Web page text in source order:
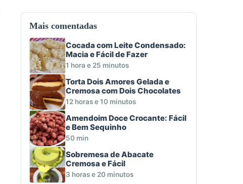
Mais comentadas
Cocada com Leite Condensado:
Macia e Fácil de Fazer
1 hora e 25 minutos
Torta Dois Amores Gelada e
Cremosa com Dois Chocolates
12 horas e 10 minutos
Amendoim Doce Crocante: Fácil
e Bem Sequinho
50 min
Sobremesa de Abacate
Cremosa e Fácil
3 horas e 20 minutos